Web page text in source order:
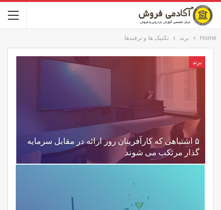
Home برند تکنیک ها و ترفندها
برند
۵ اشتباهی که کارآفرینان روز ارائه در مقابل سرمایه
گذار مرتکب می شوند